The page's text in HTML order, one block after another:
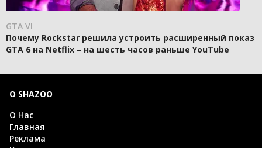
GTA VI
Почему Rockstar решила устроить расширенный показ
GTA 6 на Netflix – на шесть часов раньше YouTube
О SHAZOO
О Нас
Главная
Реклама